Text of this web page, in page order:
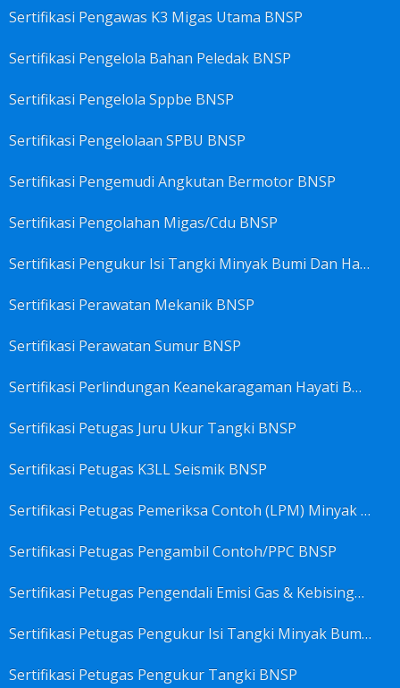
Sertifikasi Pengawas K3 Migas Utama BNSP
Sertifikasi Pengelola Bahan Peledak BNSP
Sertifikasi Pengelola Sppbe BNSP
Sertifikasi Pengelolaan SPBU BNSP
Sertifikasi Pengemudi Angkutan Bermotor BNSP
Sertifikasi Pengolahan Migas/Cdu BNSP
Sertifikasi Pengukur Isi Tangki Minyak Bumi Dan Hasil Olahan BNSP
Sertifikasi Perawatan Mekanik BNSP
Sertifikasi Perawatan Sumur BNSP
Sertifikasi Perlindungan Keanekaragaman Hayati BNSP
Sertifikasi Petugas Juru Ukur Tangki BNSP
Sertifikasi Petugas K3LL Seismik BNSP
Sertifikasi Petugas Pemeriksa Contoh (LPM) Minyak Mentah BNSP
Sertifikasi Petugas Pengambil Contoh/PPC BNSP
Sertifikasi Petugas Pengendali Emisi Gas & Kebisingan Industri Migas BNSP
Sertifikasi Petugas Pengukur Isi Tangki Minyak Bumi dan Hasil Olahan BNSP
Sertifikasi Petugas Pengukur Tangki BNSP